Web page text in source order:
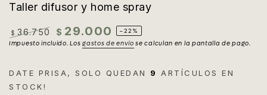
Taller difusor y home spray
Precio
$ 36.750
Precio
venta
$ 29.000 –22%
Impuesto incluido. Losgastos de envío se calculan en la pantalla de pago.
DATE PRISA, SOLO QUEDAN 9
ARTÍCULOS EN
STOCK!